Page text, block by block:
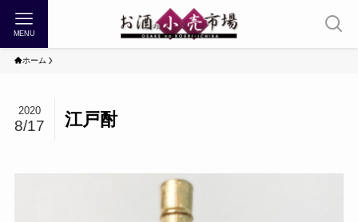
MENU
ホーム
江戸酎
2020
8/17